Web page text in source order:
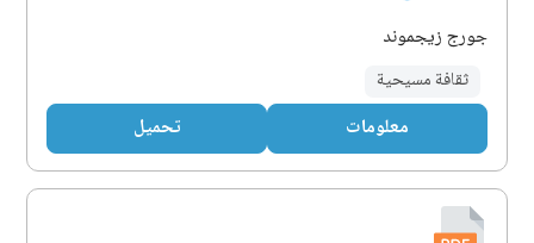
جورج زيجموند
ثقافة مسيحية
معلومات تحميل